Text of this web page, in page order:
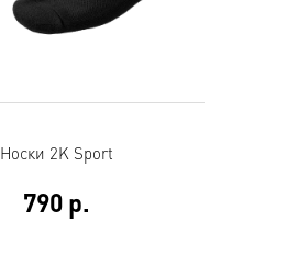
Носки 2K Sport
790р.